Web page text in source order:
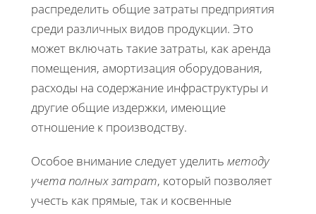
распределить общие затраты предприятия
среди различных видов продукции. Это
может включать такие затраты, как аренда
помещения, амортизация оборудования,
расходы на содержание инфраструктуры и
другие общие издержки, имеющие
отношение к производству.
Особое внимание следует уделить методу
учета полных затрат, который позволяет
учесть как прямые, так и косвенные